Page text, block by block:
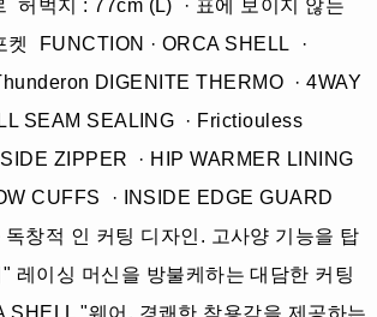
허벅지 : 77cm (L) · 표에 보이지 않는
켓 FUNCTION · ORCA SHELL ·
DIGENITE THERMO · 4WAY
SEAM SEALING · Frictiouless
ZIPPER · HIP WARMER LINING
CUFFS · INSIDE EDGE GUARD
창적 인 커팅 디자인. 고사양 기능을 탑
레이싱 머신을 방불케하는 대담한 커팅